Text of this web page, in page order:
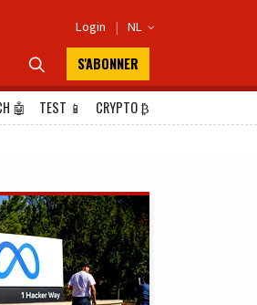
Login | NL 
 S'ABONNER
🤖 TEST 📱 CRYPTO₿